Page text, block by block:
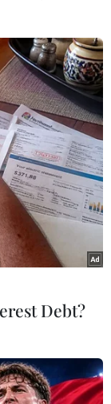
sân bay
hôm 3/1
thiệt mạng.
lửa nhằm
và liên quân
quan
tranh toàn
Vietnam+)
Debt?